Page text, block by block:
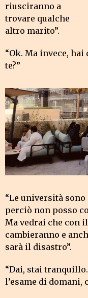
riusciranno a
trovare qualche
altro marito”.
“Ok. Ma invece,
te?”
“Le università
perciò non posso
Ma vedrai che con
cambieranno e
sarà il disastro”.
“Dai, stai
l’esame di domani,